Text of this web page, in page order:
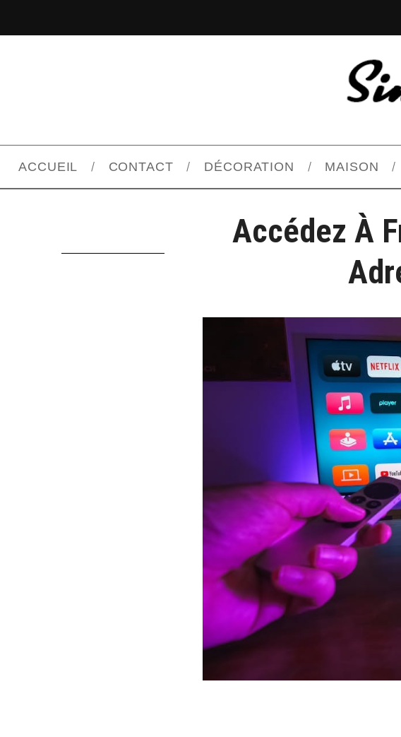
ACCUEIL CONTACT DÉCORATION MAISON
Accédez À